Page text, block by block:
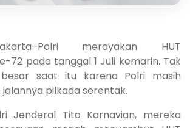
merayakan HUT
72 pada tanggal 1 Juli kemarin. Tak
saat itu karena Polri masih
pilkada serentak.
Jenderal Tito Karnavian, mereka